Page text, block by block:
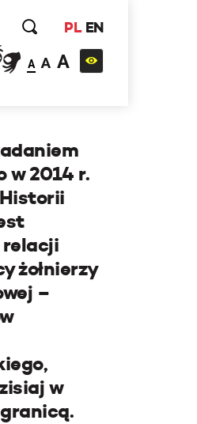
PL EN
A A A
w 2014 r.
żołnierzy
–
w